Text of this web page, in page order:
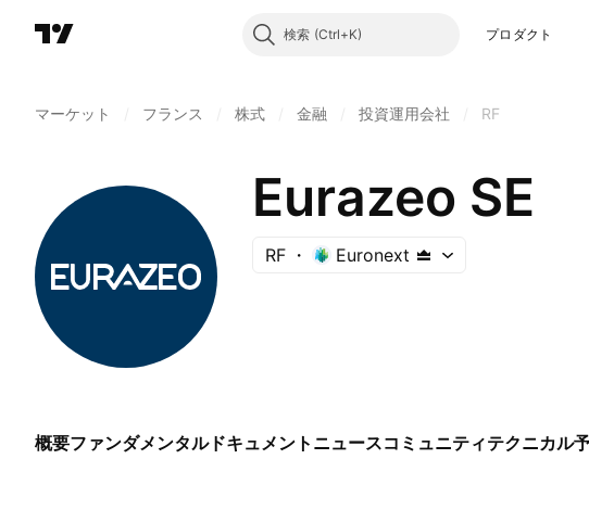
検索 プロダクト
マーケット フランス 株式 金融 投資運用会社 RF
Eurazeo SE
RF Euronext
概要ファンダメンタルドキュメント ニュースコミュニティテクニカル